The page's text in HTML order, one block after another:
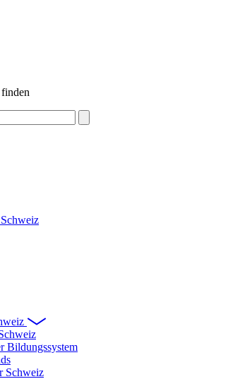
Bildungssystem
Schweiz